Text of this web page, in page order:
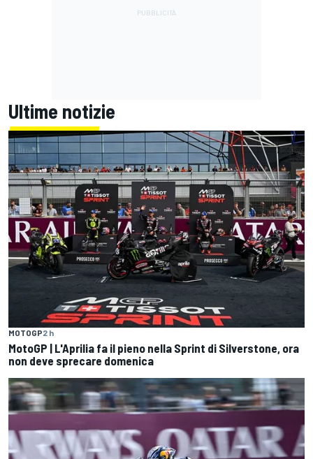
Ultime notizie
MOTOGP2 h
MotoGP | L'Aprilia fa il pieno nella Sprint di Silverstone, ora
non deve sprecare domenica